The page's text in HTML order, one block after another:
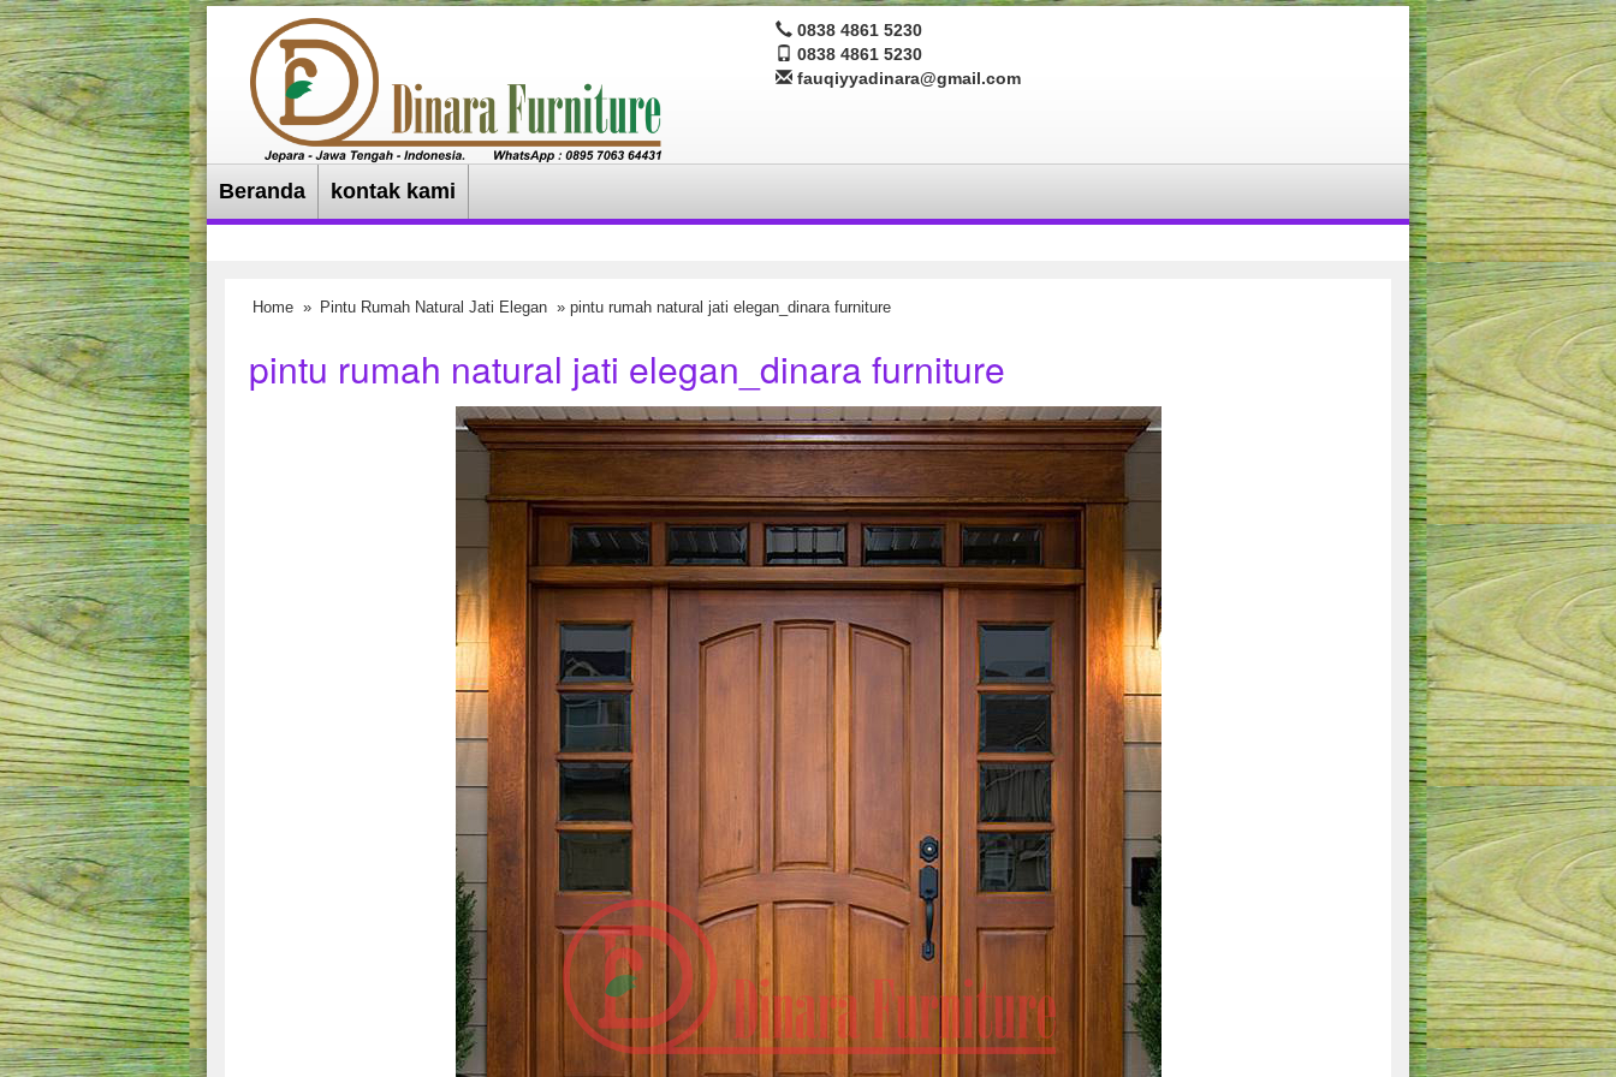
0838 4861 5230
0838 4861 5230
fauqiyyadinara@gmail.com
Beranda kontak kami
Home » Pintu Rumah Natural Jati Elegan » pintu rumah natural jati elegan_dinara furniture
pintu rumah natural jati elegan_dinara furniture